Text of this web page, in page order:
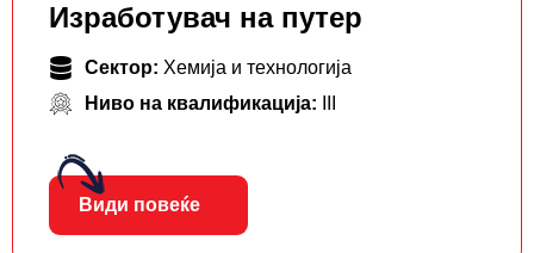
Изработувач на путер
Сектор: Хемија и технологија
Ниво на квалификација:
Види повеќе